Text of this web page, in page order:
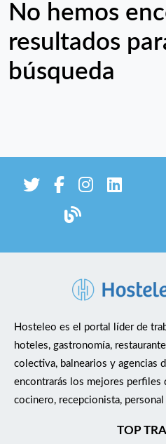
No hemos
resultados
búsqueda
Hosteleo es el portal líder de
hoteles, gastronomía,
colectiva, balnearios y agencias
encontrarás los mejores perfiles
cocinero, recepcionista,
TOP